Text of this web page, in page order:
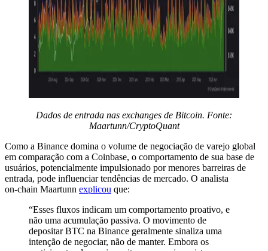
Dados de entrada nas exchanges de Bitcoin. Fonte:
Maartunn/CryptoQuant
Como a Binance domina o volume de negociação de varejo global
em comparação com a Coinbase, o comportamento de sua base de
usuários, potencialmente impulsionado por menores barreiras de
entrada, pode influenciar tendências de mercado. O analista
on‑chain Maartunn explicou que:
“Esses fluxos indicam um comportamento proativo, e
não uma acumulação passiva. O movimento de
depositar BTC na Binance geralmente sinaliza uma
intenção de negociar, não de manter. Embora os